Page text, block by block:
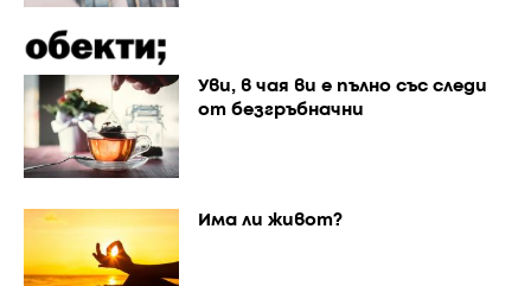
Уви, в чая ви е пълно със следи
от безгръбначни
Има ли живот?